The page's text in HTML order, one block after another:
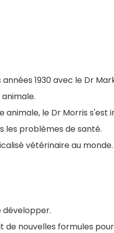
1930 avec le Dr
le Dr Morris s'est
les problèmes de santé.
vétérinaire au monde.
développer.
de nouvelles formules